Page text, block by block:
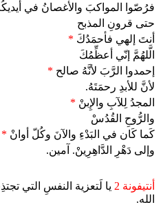
فرُصّوا المواكبَ والأغصانُ في
حتى قرونِ المذبح
أنتَ إلهي فأحمَدُكَ *
الَّلهُمَّ إنّي أعظِّمُكَ
إحمدوا الرَّبَ لأنَّهُ صالح *
لأنَّ للأبدِ رحمَتَهُ.
المجدُ لِلآبِ والإِبنْ *
والرُّوحِ القُدُسْ
كَما كَان في البَدْءِ والآنَ وكُلّ أوانْ *
وإلى دَهْرِ الدَّاهِرِينْ. آمين.
أنتيفونة 2
يا لَتعزية النفسِ التي
الله.